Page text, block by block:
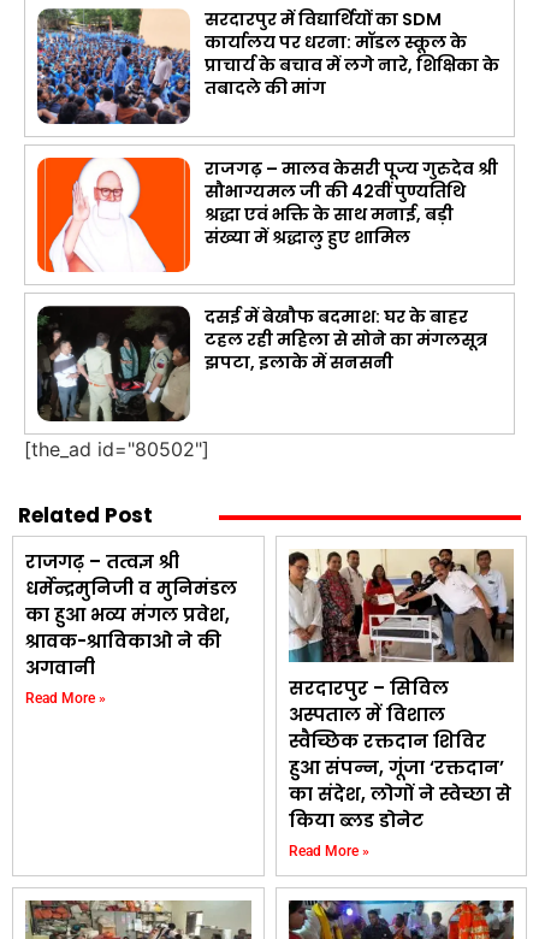
सरदारपुर में विद्यार्थियों का SDM
कार्यालय पर धरना: मॉडल स्कूल के
प्राचार्य के बचाव में लगे नारे, शिक्षिका के
तबादले की मांग
राजगढ़ – मालव केसरी पूज्य गुरुदेव श्री
सौभाग्यमल जी की 42वीं पुण्यतिथि
श्रद्धा एवं भक्ति के साथ मनाई, बड़ी
संख्या में श्रद्धालु हुए शामिल
दसई में बेखौफ बदमाश: घर के बाहर
टहल रही महिला से सोने का मंगलसूत्र
झपटा, इलाके में सनसनी
[the_ad id="80502"]
Related Post
राजगढ़ – तत्वज्ञ श्री
धर्मेन्द्रमुनिजी व मुनिमंडल
का हुआ भव्य मंगल प्रवेश,
श्रावक-श्राविकाओ ने की
अगवानी
Read More »
सरदारपुर – सिविल
अस्पताल में विशाल
स्वैच्छिक रक्तदान शिविर
हुआ संपन्न, गूंजा ‘रक्तदान’
का संदेश, लोगों ने स्वेच्छा से
किया ब्लड डोनेट
Read More »